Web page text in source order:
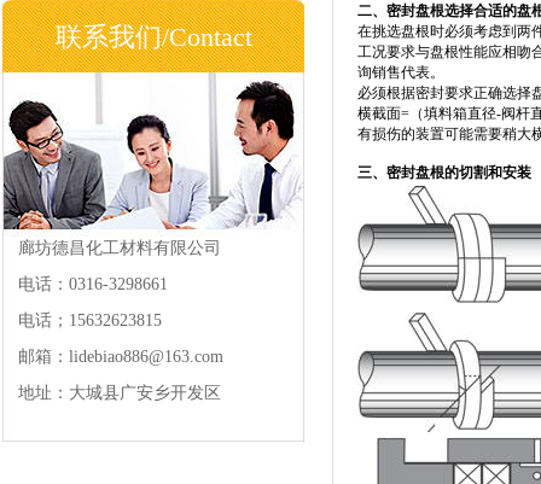
联系我们/Contact
廊坊德昌化工材料有限公司
电话：0316-3298661
电话；15632623815
邮箱：lidebiao886@163.com
地址：大城县广安乡开发区
二、密封盘根选择合适的盘
在挑选盘根时必须考虑到两
工况要求与盘根性能应相吻
询销售代表。
必须根据密封要求正确选择
横截面=（填料箱直径-阀杆
有损伤的装置可能需要稍大
三、密封盘根的切割和安装